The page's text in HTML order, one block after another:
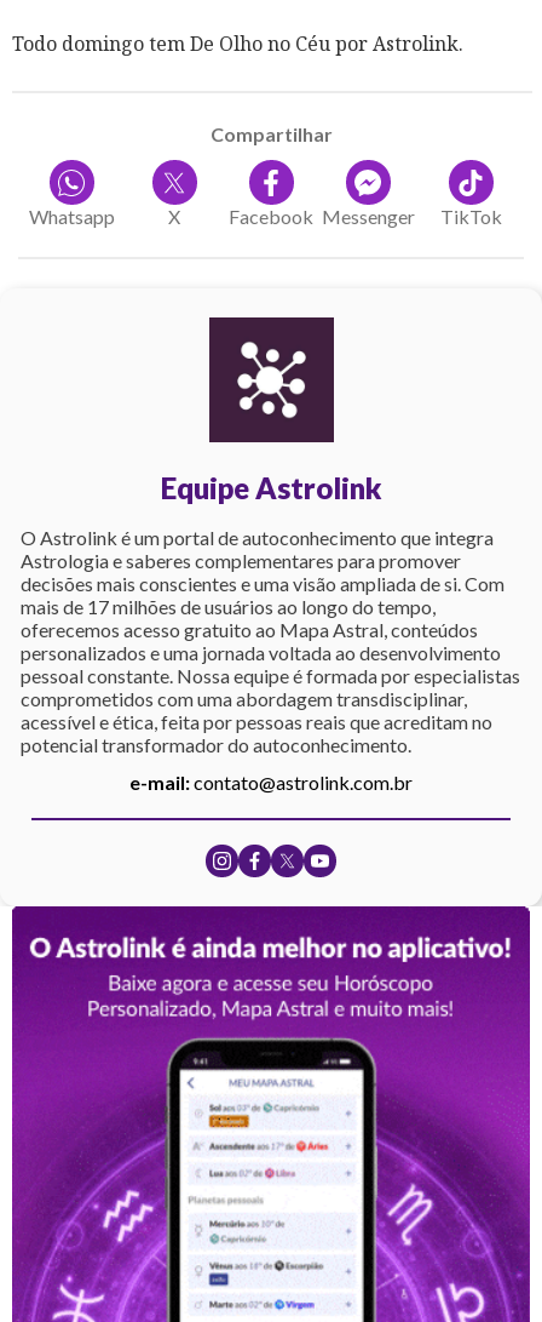
Todo domingo tem De Olho no Céu por Astrolink.
Compartilhar
Whatsapp X Facebook Messenger TikTok
Equipe Astrolink
O Astrolink é um portal de autoconhecimento que integra
Astrologia e saberes complementares para promover
decisões mais conscientes e uma visão ampliada de si. Com
mais de 17 milhões de usuários ao longo do tempo,
oferecemos acesso gratuito ao Mapa Astral, conteúdos
personalizados e uma jornada voltada ao desenvolvimento
pessoal constante. Nossa equipe é formada por especialistas
comprometidos com uma abordagem transdisciplinar,
acessível e ética, feita por pessoas reais que acreditam no
potencial transformador do autoconhecimento.
e-mail:contato@astrolink.com.br